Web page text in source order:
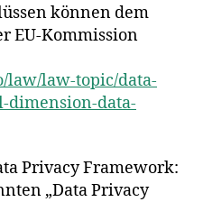
können dem
EU-Kommission
law/law-topic/data-
data-
Privacy Framework:
„Data Privacy